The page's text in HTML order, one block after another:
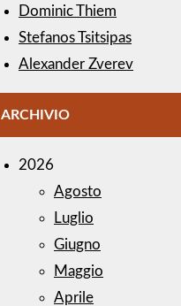
Dominic Thiem
Stefanos Tsitsipas
Alexander Zverev
ARCHIVIO
2026
Agosto
Luglio
Giugno
Maggio
Aprile